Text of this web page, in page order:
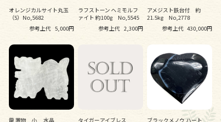
オレンジカルサイト丸玉
（S）No,5682
参考上代 5,000円
ラフストーン ヘミモルフ
ァイト 約100g No,5545
参考上代 2,300円
アメジスト鉄台付 約
21.5kg No,2778
参考上代 430,000円
龍 置物 小 水晶
タイガーアイブレス
ブラックメノウ ハート